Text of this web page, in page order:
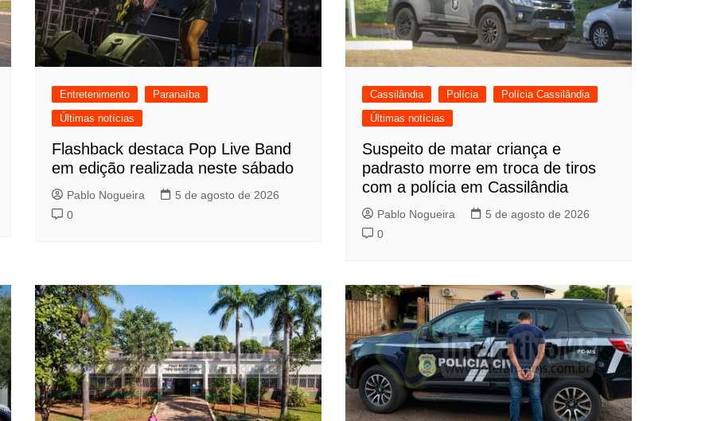
Entretenimento
Paranaíba
Últimas notícias
Flashback destaca Pop Live Band
em edição realizada neste sábado
Pablo Nogueira
5 de agosto de 2026
0
Cassilândia Polícia
Polícia Cassilândia
Últimas notícias
Suspeito de matar criança e
padrasto morre em troca de tiros
com a polícia em Cassilândia
Pablo Nogueira
5 de agosto de 2026
0